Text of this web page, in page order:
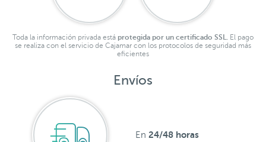
Toda la información privada está protegida por un certificado SSL. El pago
se realiza con el servicio de Cajamar con los protocolos de seguridad más
eficientes
Envíos
En 24/48 horas